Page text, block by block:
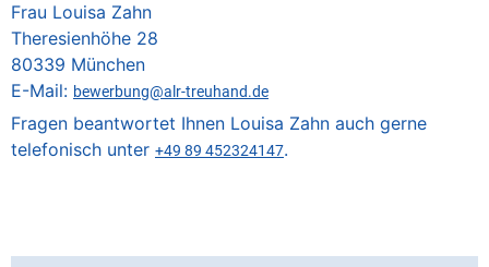
Frau Louisa Zahn
Theresienhöhe 28
80339 München
E-Mail: bewerbung@alr-treuhand.de
Fragen beantwortet Ihnen Louisa Zahn auch gerne
telefonisch unter +49 89 452324147.